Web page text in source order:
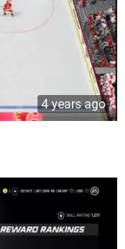
4 years ago